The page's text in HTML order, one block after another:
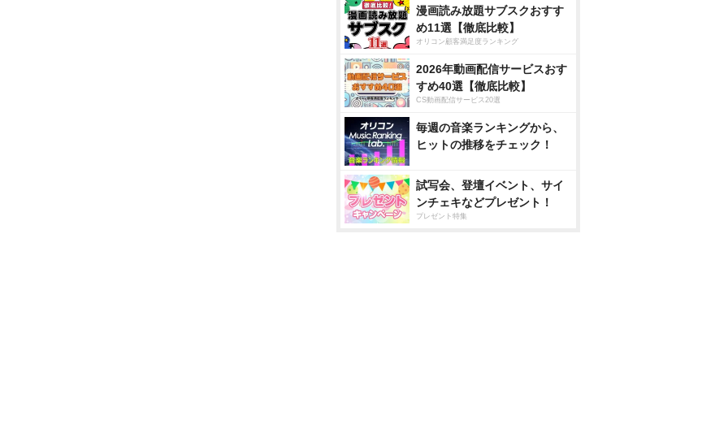
漫画読み放題サブスクおすす
め11選【徹底比較】
オリコン顧客満足度ランキング
2026年動画配信サービスおす
すめ40選【徹底比較】
CS動画配信サービス20選
毎週の音楽ランキングから、
ヒットの推移をチェック！
試写会、登壇イベント、サイ
ンチェキなどプレゼント！
プレゼント特集